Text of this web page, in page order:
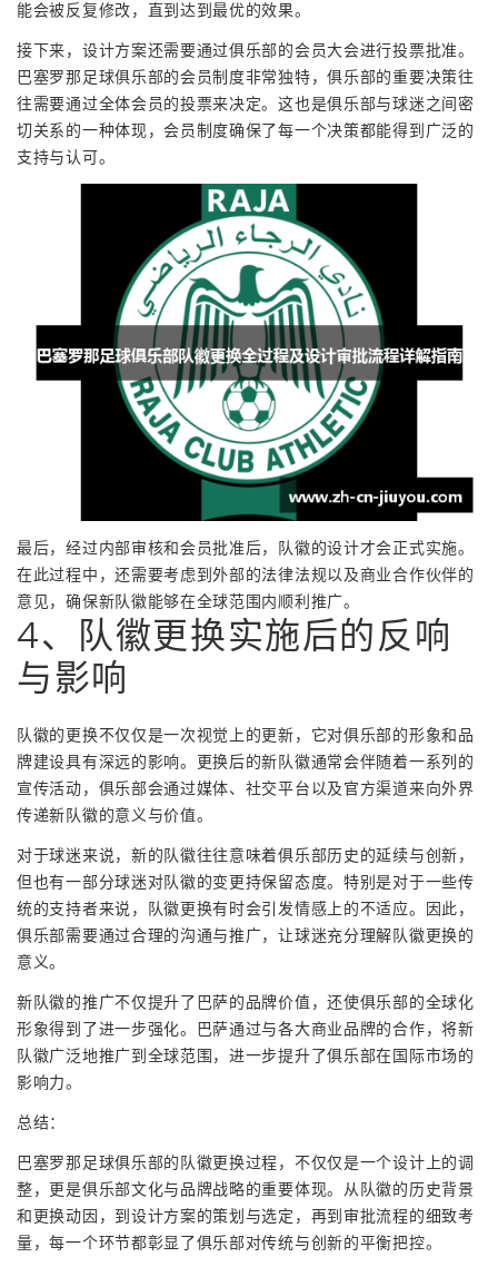
能会被反复修改，直到达到最优的效果。
接下来，设计方案还需要通过俱乐部的会员大会进行投票批准。
巴塞罗那足球俱乐部的会员制度非常独特，俱乐部的重要决策往
往需要通过全体会员的投票来决定。这也是俱乐部与球迷之间密
切关系的一种体现，会员制度确保了每一个决策都能得到广泛的
支持与认可。
最后，经过内部审核和会员批准后，队徽的设计才会正式实施。
在此过程中，还需要考虑到外部的法律法规以及商业合作伙伴的
意见，确保新队徽能够在全球范围内顺利推广。
4、队徽更换实施后的反响
与影响
队徽的更换不仅仅是一次视觉上的更新，它对俱乐部的形象和品
牌建设具有深远的影响。更换后的新队徽通常会伴随着一系列的
宣传活动，俱乐部会通过媒体、社交平台以及官方渠道来向外界
传递新队徽的意义与价值。
对于球迷来说，新的队徽往往意味着俱乐部历史的延续与创新，
但也有一部分球迷对队徽的变更持保留态度。特别是对于一些传
统的支持者来说，队徽更换有时会引发情感上的不适应。因此，
俱乐部需要通过合理的沟通与推广，让球迷充分理解队徽更换的
意义。
新队徽的推广不仅提升了巴萨的品牌价值，还使俱乐部的全球化
形象得到了进一步强化。巴萨通过与各大商业品牌的合作，将新
队徽广泛地推广到全球范围，进一步提升了俱乐部在国际市场的
影响力。
总结：
巴塞罗那足球俱乐部的队徽更换过程，不仅仅是一个设计上的调
整，更是俱乐部文化与品牌战略的重要体现。从队徽的历史背景
和更换动因，到设计方案的策划与选定，再到审批流程的细致考
量，每一个环节都彰显了俱乐部对传统与创新的平衡把控。